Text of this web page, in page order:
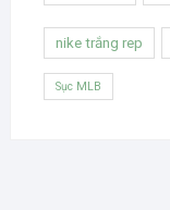
nike trắng rep
Sục MLB